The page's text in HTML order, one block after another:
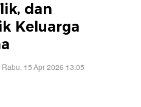
dan
Keluarga
15 Apr 2026 13:05